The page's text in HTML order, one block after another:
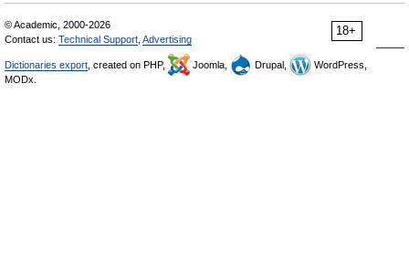
18+
© Academic, 2000-2026
Contact us: Technical Support Advertising
Dictionaries export , created on PHP, Joomla, Drupal,
WordPress,
MODx.